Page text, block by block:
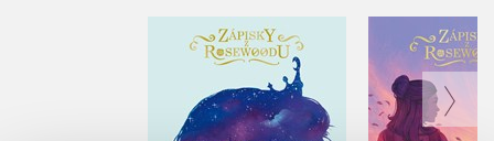
Zápisky z
Rosewoodu -
Princezna v utajení
Connie Glynnová
Navždy
Connie